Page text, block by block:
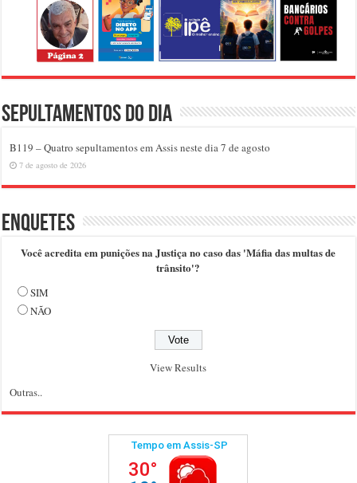
Sepultamentos do dia
B119 – Quatro sepultamentos em Assis neste dia 7 de agosto
7 de agosto de 2026
Enquetes
Você acredita em punições na Justiça no caso das 'Máfia das multas de
trânsito'?
SIM
NÃO
View Results
Outras..